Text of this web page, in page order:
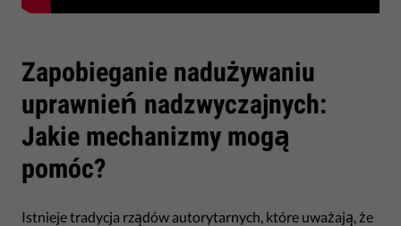
Zapobieganie nadużywaniu
uprawnień nadzwyczajnych:
Jakie mechanizmy mogą
pomóc?
Istnieje tradycja rządów autorytarnych, które uważają, że